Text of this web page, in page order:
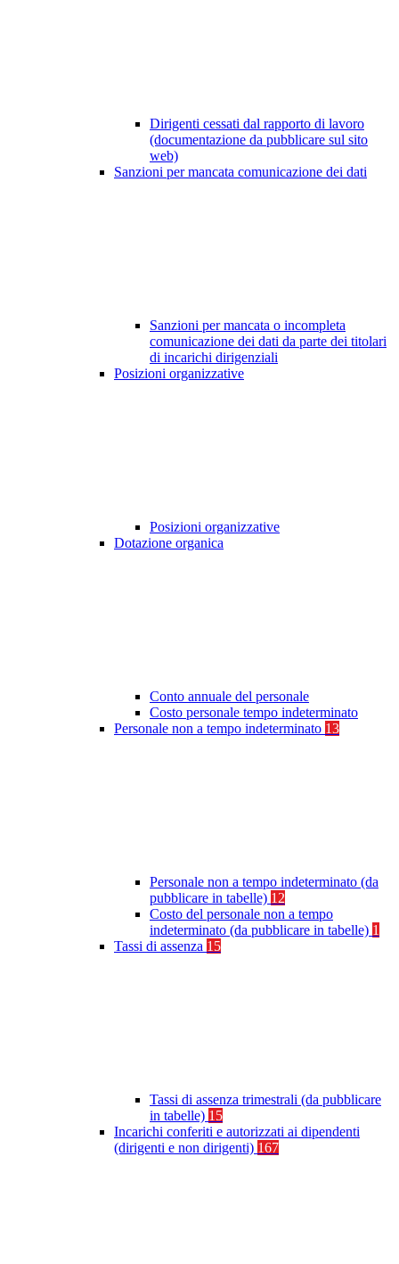
Dirigenti cessati dal rapporto di lavoro
(documentazione da pubblicare sul sito
web)
Sanzioni per mancata comunicazione dei dati
Sanzioni per mancata o incompleta
comunicazione dei dati da parte dei titolari
di incarichi dirigenziali
Posizioni organizzative
Posizioni organizzative
Dotazione organica
Conto annuale del personale
Costo personale tempo indeterminato
Personale non a tempo indeterminato 13
Personale non a tempo indeterminato (da
pubblicare in tabelle) 12
Costo del personale non a tempo
indeterminato (da pubblicare in tabelle) 1
Tassi di assenza 15
Tassi di assenza trimestrali (da pubblicare
in tabelle) 15
Incarichi conferiti e autorizzati ai dipendenti
(dirigenti e non dirigenti) 167